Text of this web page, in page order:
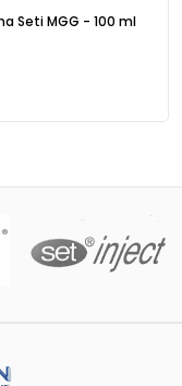
Seti MGG - 100 ml